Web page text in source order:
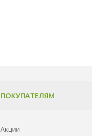
ПОКУПАТЕЛЯМ
Акции